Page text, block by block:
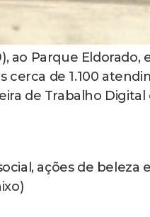
ao Parque Eldorado,
cerca de 1.100
de Trabalho Digital
ações de beleza